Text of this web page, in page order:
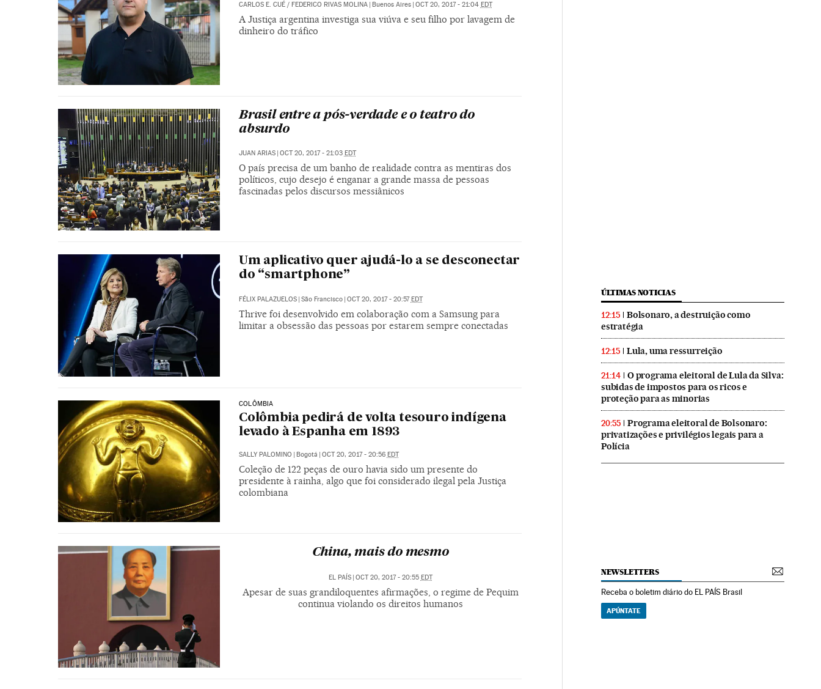
CARLOS E. CUÉ/ FEDERICO RIVAS MOLINA Buenos Aires OCT 20, 2017 - 21:04 EDT
A Justiça argentina investiga sua viúva e seu filho por lavagem de
dinheiro do tráfico
Brasil entre a pós-verdade e o teatro do
absurdo
JUAN ARIAS | OCT 20, 2017 - 21:03 EDT
O país precisa de um banho de realidade contra as mentiras dos
políticos, cujo desejo é enganar a grande massa de pessoas
fascinadas pelos discursos messiânicos
Um aplicativo quer ajudá-lo a se desconectar
do “smartphone”
FÉLIX PALAZUELOS | São Francisco | OCT 20, 2017 - 20:57EDT
Thrive foi desenvolvido em colaboração com a Samsung para
limitar a obsessão das pessoas por estarem sempre conectadas
COLÔMBIA
Colômbia pedirá de volta tesouro indígena
levado à Espanha em 1893
SALLY PALOMINO Bogotá OCT 20, 2017 - 20:56 EDT
Coleção de 122 peças de ouro havia sido um presente do
presidente à rainha, algo que foi considerado ilegal pela Justiça
colombiana
China, mais do mesmo
EL PAÍS | OCT 20, 2017 - 20:55 EDT
Apesar de suas grandiloquentes afirmações, o regime de Pequim
continua violando os direitos humanos
ÚLTIMAS NOTICIAS
12:15
Bolsonaro, a destruição como
estratégia
12:15 Lula, uma ressurreição
21:14
O programa eleitoral de Lula da Silva:
subidas de impostos para os ricos e
proteção para as minorias
20:55
Programa eleitoral de Bolsonaro:
privatizações e privilégios legais para a
Polícia
NEWSLETTERS
Receba o boletim diário do EL PAÍS Brasil
APÚNTATE